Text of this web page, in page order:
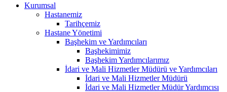
Kurumsal
Hastanemiz
Tarihçemiz
Hastane Yönetimi
Başhekim ve Yardımcıları
Başhekimimiz
Başhekim Yardımcılarımız
İdari ve Mali Hizmetler Müdürü ve Yardımcıları
İdari ve Mali Hizmetler Müdürü
İdari ve Mali Hizmetler Müdür Yardımcısı